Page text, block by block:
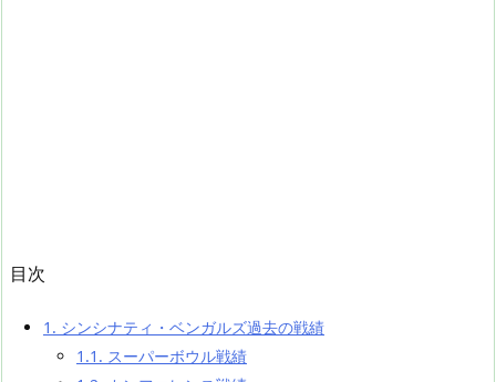
目次
1. シンシナティ・ベンガルズ過去の戦績
1.1. スーパーボウル戦績